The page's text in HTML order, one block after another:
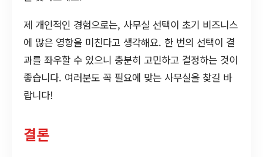
제 개인적인 경험으로는, 사무실 선택이 초기 비즈니스
에 많은 영향을 미친다고 생각해요. 한 번의 선택이 결
과를 좌우할 수 있으니 충분히 고민하고 결정하는 것이
좋습니다. 여러분도 꼭 필요에 맞는 사무실을 찾길 바
랍니다!
결론